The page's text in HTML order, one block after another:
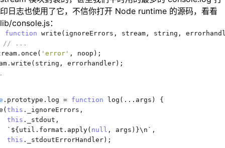
印日志也使用了它，不信你打开 Node runtime 的源码，看看
lib/console.js：
function write ( ignoreErrors , stream , string ,
// ...
. once ( 'error' , noop );
. write ( string , errorhandler );
. prototype . log = function log (... args )
{
( this . _ignoreErrors ,
this . _stdout ,
` ${ util . format . apply( null , args )}\n `,
this . _stdoutErrorHandler );